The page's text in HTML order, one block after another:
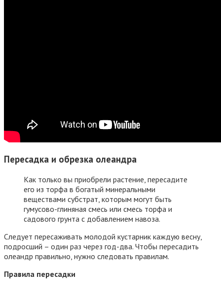
Пересадка и обрезка олеандра
Как только вы приобрели растение, пересадите
его из торфа в богатый минеральными
веществами субстрат, которым могут быть
гумусово-глиняная смесь или смесь торфа и
садового грунта с добавлением навоза.
Следует пересаживать молодой кустарник каждую весну,
подросший – один раз через год-два. Чтобы пересадить
олеандр правильно, нужно следовать правилам.
Правила пересадки